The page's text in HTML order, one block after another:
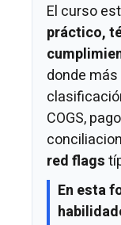
El curso
práctico,
donde
COGS,
red flags
En esta